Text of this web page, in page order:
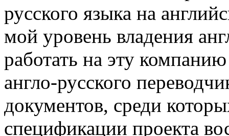
русского языка на
мой уровень владения
работать на эту
англо-русского
документов, среди
спецификации проекта